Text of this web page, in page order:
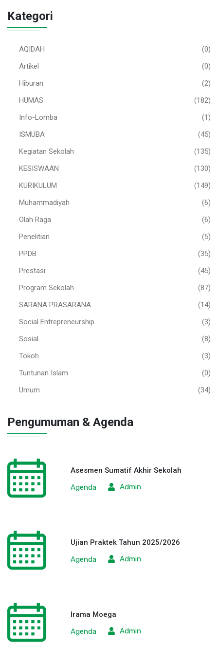
Kategori
AQIDAH
(0)
Artikel
(0)
Hiburan
(2)
HUMAS
(182)
Info-Lomba
(1)
ISMUBA
(45)
Kegiatan Sekolah
(135)
KESISWAAN
(130)
KURIKULUM
(149)
Muhammadiyah
(6)
Olah Raga
(6)
Penelitian
(5)
PPDB
(35)
Prestasi
(45)
Program Sekolah
(87)
SARANA PRASARANA
(14)
Social Entrepreneurship
(3)
Sosial
(8)
Tokoh
(3)
Tuntunan Islam
(0)
Umum
(34)
Pengumuman & Agenda
Asesmen Sumatif Akhir Sekolah
Agenda
Admin
Ujian Praktek Tahun 2025/2026
Agenda
Admin
Irama Moega
Agenda
Admin